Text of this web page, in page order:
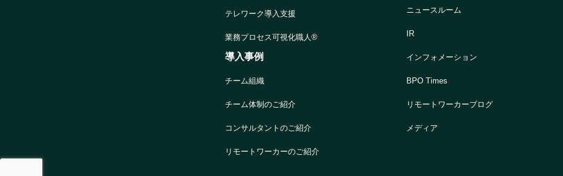
テレワーク導入支援
業務プロセス可視化職人®
導入事例
チーム組織
チーム体制のご紹介
コンサルタントのご紹介
リモートワーカーのご紹介
ニュースルーム
IR
インフォメーション
BPO Times
リモートワーカーブログ
メディア